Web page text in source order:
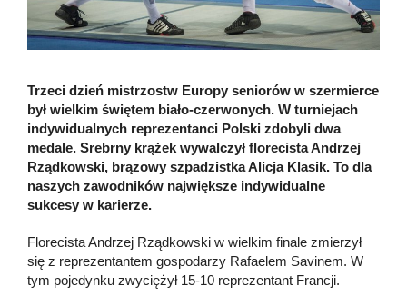
Trzeci dzień mistrzostw Europy seniorów w szermierce
był wielkim świętem biało-czerwonych. W turniejach
indywidualnych reprezentanci Polski zdobyli dwa
medale. Srebrny krążek wywalczył florecista Andrzej
Rządkowski, brązowy szpadzistka Alicja Klasik. To dla
naszych zawodników największe indywidualne
sukcesy w karierze.
Florecista Andrzej Rządkowski w wielkim finale zmierzył
się z reprezentantem gospodarzy Rafaelem Savinem. W
tym pojedynku zwyciężył 15-10 reprezentant Francji.